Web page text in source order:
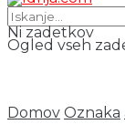
Ni zadetkov
Ogled vseh
Domov Oznaka